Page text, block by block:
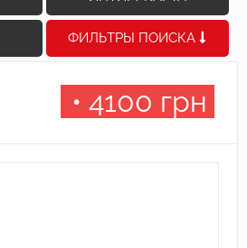
ФИЛЬТРЫ ПОИСКА
• 4100 грн